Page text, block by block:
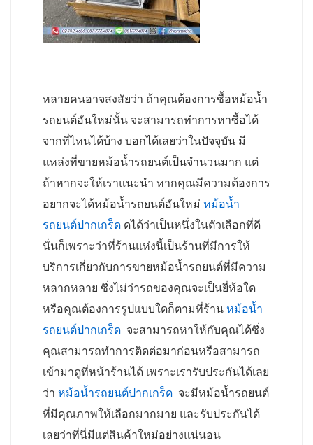
หลายคนอาจสงสัยว่า ถ้าคุณต้องการซื้อหม้อน้ำ
รถยนต์อันใหม่นั้น จะสามารถทำการหาซื้อได้
จากที่ไหนได้บ้าง บอกได้เลยว่าในปัจจุบัน มี
แหล่งที่ขายหม้อน้ำรถยนต์เป็นจำนวนมาก แต่
ถ้าหากจะให้เราแนะนำ หากคุณมีความต้องการ
อยากจะได้หม้อน้ำรถยนต์อันใหม่ หม้อน้ำ
รถยนต์ปากเกร็ด ดได้ว่าเป็นหนึ่งในตัวเลือกที่ดี
นั่นก็เพราะว่าที่ร้านแห่งนี้เป็นร้านที่มีการให้
บริการเกี่ยวกับการขายหม้อน้ำรถยนต์ที่มีความ
หลากหลาย ซึ่งไม่ว่ารถของคุณจะเป็นยี่ห้อใด
หรือคุณต้องการรูปแบบใดก็ตามที่ร้านหม้อน้ำ
รถยนต์ปากเกร็ด จะสามารถหาให้กับคุณได้ซึ่ง
คุณสามารถทำการติดต่อมาก่อนหรือสามารถ
เข้ามาดูที่หน้าร้านได้ เพราะเรารับประกันได้เลย
ว่า หม้อน้ำรถยนต์ปากเกร็ด จะมีหม้อน้ำรถยนต์
ที่มีคุณภาพให้เลือกมากมาย และรับประกันได้
เลยว่าที่นี่มีแต่สินค้าใหม่อย่างแน่นอน